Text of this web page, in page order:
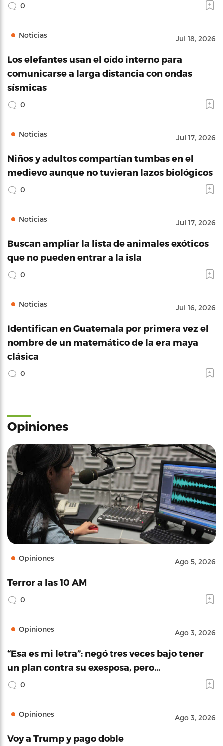
0
Noticias Jul 18, 2026
Los elefantes usan el oído interno para
comunicarse a larga distancia con ondas
sísmicas
0
Noticias Jul 17, 2026
Niños y adultos compartían tumbas en el
medievo aunque no tuvieran lazos biológicos
0
Noticias Jul 17, 2026
Buscan ampliar la lista de animales exóticos
que no pueden entrar a la isla
0
Noticias Jul 16, 2026
Identifican en Guatemala por primera vez el
nombre de un matemático de la era maya
clásica
0
Opiniones
Opiniones Ago 5, 2026
Terror a las 10 AM
0
Opiniones Ago 3, 2026
“Esa es mi letra”: negó tres veces bajo tener
un plan contra su exesposa, pero…
0
Opiniones Ago 3, 2026
Voy a Trump y pago doble